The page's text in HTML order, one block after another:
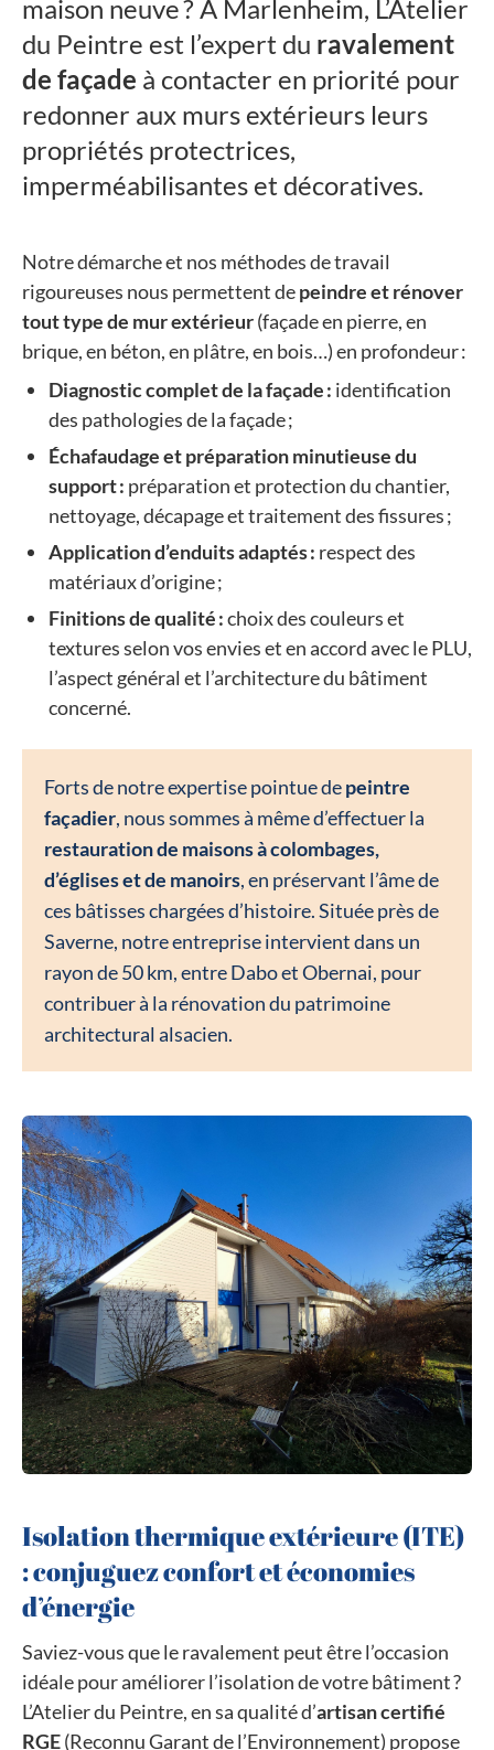
maison neuve ? À Marlenheim, L’Atelier
du Peintre est l’expert du ravalement
de façade à contacter en priorité pour
redonner aux murs extérieurs leurs
propriétés protectrices,
imperméabilisantes et décoratives.
Notre démarche et nos méthodes de travail
rigoureuses nous permettent depeindre et rénover
tout type de mur extérieur(façade en pierre, en
brique, en béton, en plâtre, en bois…) en profondeur :
Diagnostic complet de la façade : identification
des pathologies de la façade ;
Échafaudage et préparation minutieuse du
support : préparation et protection du chantier,
nettoyage, décapage et traitement des fissures ;
Application d’enduits adaptés : respect des
matériaux d’origine ;
Finitions de qualité :choix des couleurs et
textures selon vos envies et en accord avec le PLU,
l’aspect général et l’architecture du bâtiment
concerné.
Forts de notre expertise pointue depeintre
façadier, nous sommes à même d’effectuer la
restauration de maisons à colombages,
d’églises et de manoirs, en préservant l’âme de
ces bâtisses chargées d’histoire. Située près de
Saverne, notre entreprise intervient dans un
rayon de 50 km, entre Dabo et Obernai, pour
contribuer à la rénovation du patrimoine
architectural alsacien.
Isolation thermique extérieure (ITE)
: conjuguez confort et économies
d’énergie
Saviez-vous que le ravalement peut être l’occasion
idéale pour améliorer l’isolation de votre bâtiment ?
L’Atelier du Peintre, en sa qualité d’artisan certifié
RGE(Reconnu Garant de l’Environnement) propose